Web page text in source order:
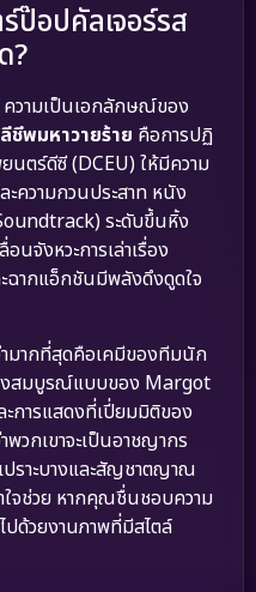
ป๊อปคัลเจอร์รส
?
ความเป็นเอกลักษณ์ของ
ชีพมหาวายร้าย คือการปฏิ
นตร์ดีซี (DCEU) ให้มีความ
ความกวนประสาท หนัง
ระดับขึ้นหิ้ง
นจังหวะการเล่าเรื่อง
ฉากแอ็กชันมีพลังดึงดูดใจ
มากที่สุดคือเคมีของทีมนัก
างสมบูรณ์แบบของ Margot
การแสดงที่เปี่ยมมิติของ
วกเขาจะเป็นอาชญากร
ราะบางและสัญชาตญาณ
จช่วย หากคุณชื่นชอบความ
ปด้วยงานภาพที่มีสไตล์